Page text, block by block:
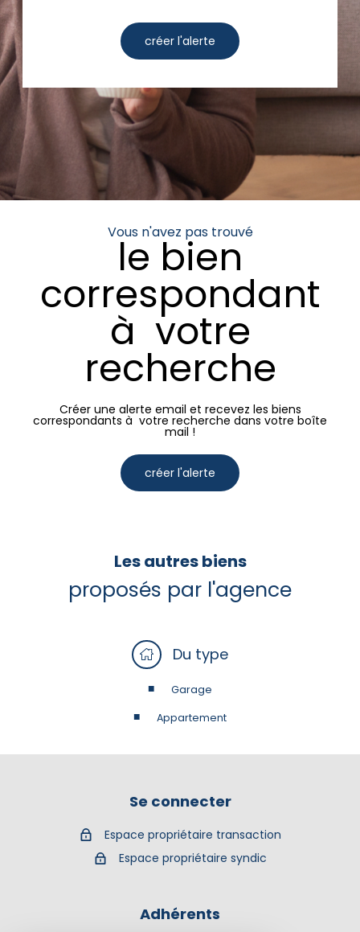
créer l'alerte
Vous n'avez pas trouvé
le bien
correspondant
à votre
recherche
Créer une alerte email et recevez les biens
correspondants à votre recherche dans votre boîte
mail !
créer l'alerte
Les autres biens
proposés par l'agence
Du type
Garage
Appartement
Se connecter
Espace propriétaire transaction
Espace propriétaire syndic
Adhérents